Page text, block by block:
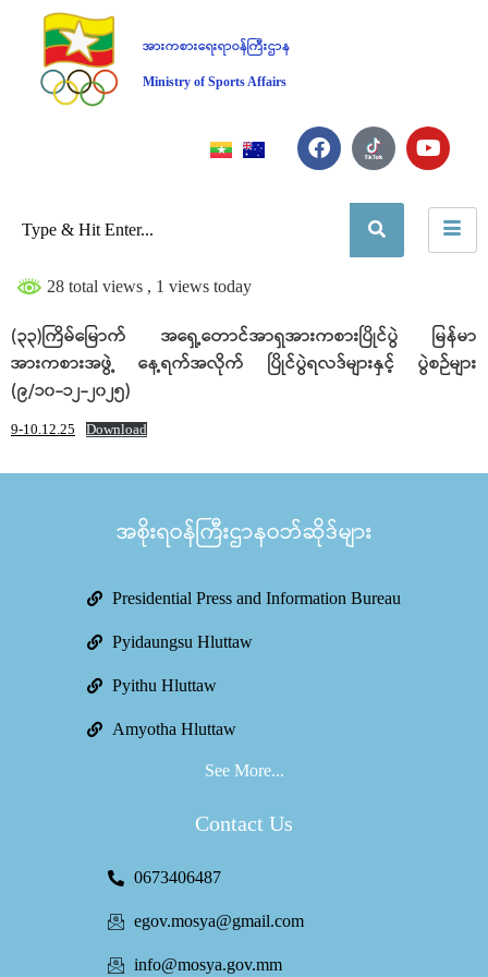
အားကစားရေးရာဝန်ကြီးဌာန
Ministry of Sports Affairs
28 total views , 1 views today
(၃၃)ကြိမ်မြောက် အရှေ့တောင်အာရှအားကစားပြိုင်ပွဲ မြန်မာ
အားကစားအဖွဲ့ နေ့ရက်အလိုက် ပြိုင်ပွဲရလဒ်များနှင့် ပွဲစဉ်များ
(၉/၁၀-၁၂-၂၀၂၅)
9-10.12.25 Download
အစိုးရဝန်ကြီးဌာနဝဘ်ဆိုဒ်များ
Presidential Press and Information Bureau
Pyidaungsu Hluttaw
Pyithu Hluttaw
Amyotha Hluttaw
See More...
Contact Us
0673406487
egov.mosya@gmail.com
info@mosya.gov.mm